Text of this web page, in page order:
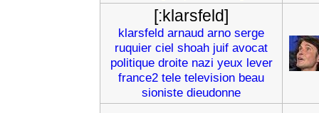
[:klarsfeld]
klarsfeld arnaud arno serge
ruquier ciel shoah juif avocat
politique droite nazi yeux lever
france2 tele television beau
sioniste dieudonne